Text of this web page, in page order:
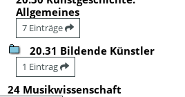
Allgemeines
7 Einträge
20.31 Bildende Künstler
1 Eintrag
24 Musikwissenschaft